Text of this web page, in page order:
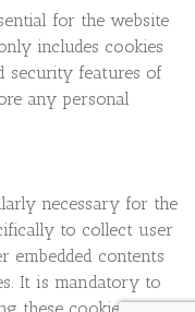
for the website
includes cookies
security features of
any personal
necessary for the
to collect user
embedded contents
It is mandatory to